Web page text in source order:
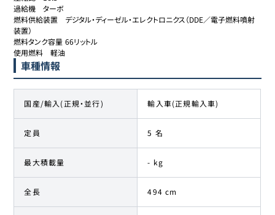
過給機	ターボ
燃料供給装置	デジタル・ディーゼル・エレクトロニクス（DDE／電子燃料噴射
装置）
燃料タンク容量	66リットル
使用燃料	軽油
車種情報
国産/輸入(正規・並行) 輸入車(正規輸入車)
定員 5 名
最大積載量 - kg
全長 494 cm